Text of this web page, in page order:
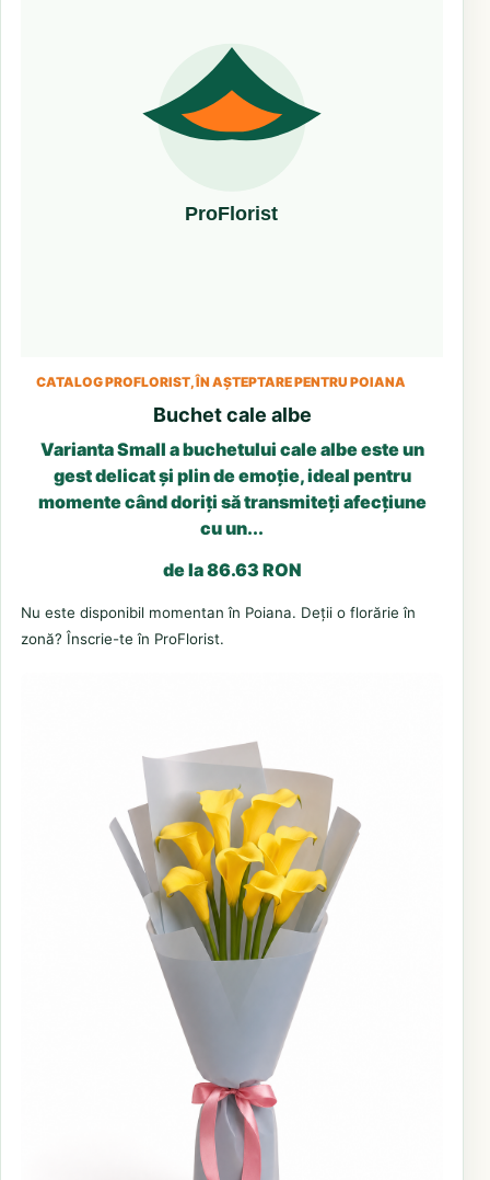
CATALOG PROFLORIST, ÎN AȘTEPTARE PENTRU POIANA
Buchet cale albe
Varianta Small a buchetului cale albe este un
gest delicat și plin de emoție, ideal pentru
momente când doriți să transmiteți afecțiune
cu un...
de la 86.63 RON
Nu este disponibil momentan în Poiana. Deții o florărie în
zonă? Înscrie-te în ProFlorist.